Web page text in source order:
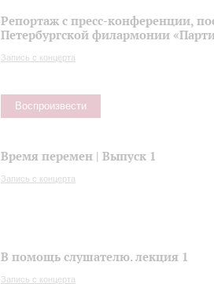
Репортаж с пресс-конференции,
Петербургской филармонии
Запись с концерта
Воспроизвести
Время перемен | Выпуск 1
Запись с концерта
В помощь слушателю. лекция 1
Запись с концерта